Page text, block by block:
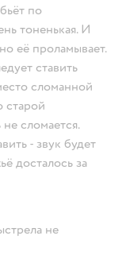
по
тоненькая. И
её проламывает.
ставить
сломанной
старой
сломается.
- звук будет
досталось за
не